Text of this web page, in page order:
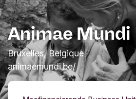
Animae Mundi
Bruxelles, Belgique
animaemundi.be/